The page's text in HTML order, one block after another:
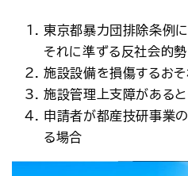
東京都暴力団排除条例
それに準ずる反社会的
施設設備を損傷するお
施設管理上支障がある
申請者が都産技研事業
る場合